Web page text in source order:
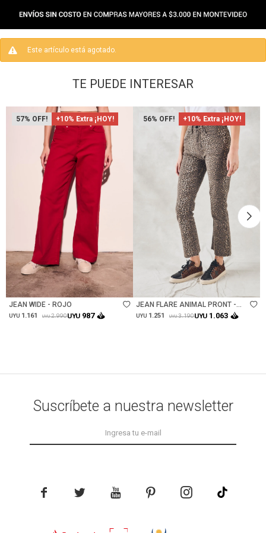
Este artículo está agotado.
TE PUEDE INTERESAR
57 +10% Extra ¡HOY!
Talle
JEAN WIDE - ROJO
UYU 1.161 UYU 2.990UYU 987
56 +10% Extra ¡HOY!
JEAN FLARE ANIMAL PRONT -
MULTI
UYU 1.251 UYU 3.190UYU 1.063
Suscríbete a nuestra newsletter
    